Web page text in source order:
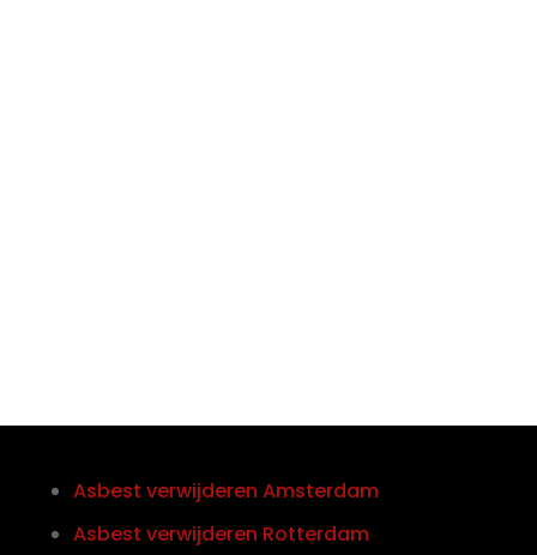
Asbest verwijderen Amsterdam
Asbest verwijderen Rotterdam